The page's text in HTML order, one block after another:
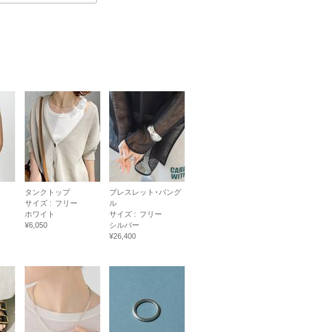
タンクトップ
サイズ : フリー
ホワイト
¥6,050
ブレスレット･バング
ル
サイズ : フリー
シルバー
¥26,400